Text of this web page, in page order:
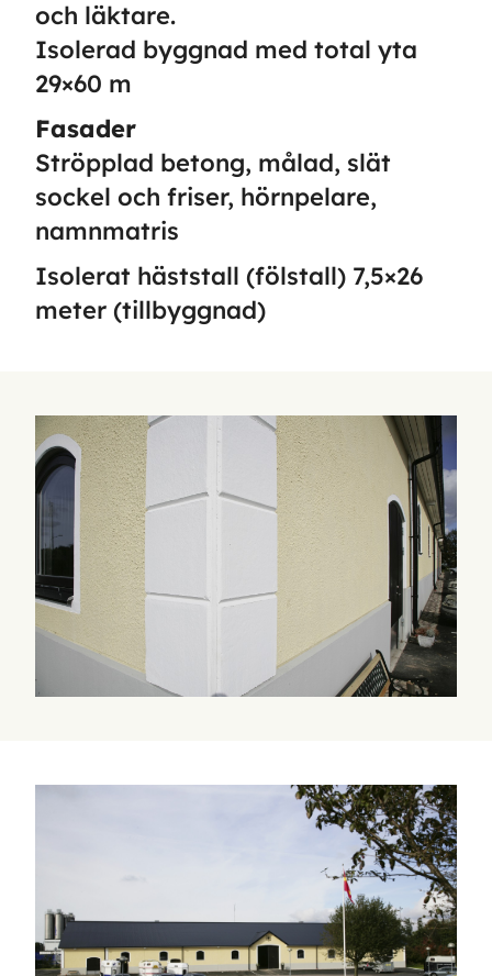
och läktare.
Isolerad byggnad med total yta
29×60 m
Fasader
Ströpplad betong, målad, slät
sockel och friser, hörnpelare,
namnmatris
Isolerat häststall (fölstall) 7,5×26
meter (tillbyggnad)